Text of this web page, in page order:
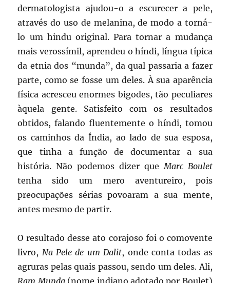
dermatologista ajudou-o a escurecer a pele,
através do uso de melanina, de modo a torná-
lo um hindu original. Para tornar a mudança
mais verossímil, aprendeu o híndi, língua típica
da etnia dos “munda”, da qual passaria a fazer
parte, como se fosse um deles. À sua aparência
física acresceu enormes bigodes, tão peculiares
àquela gente. Satisfeito com os resultados
obtidos, falando fluentemente o híndi, tomou
os caminhos da Índia, ao lado de sua esposa,
que tinha a função de documentar a sua
história. Não podemos dizer queMarc Boulet
tenha sido um mero aventureiro, pois
preocupações sérias povoaram a sua mente,
antes mesmo de partir.
O resultado desse ato corajoso foi o comovente
livro, Na Pele de um Dalit, onde conta todas as
agruras pelas quais passou, sendo um deles. Ali,